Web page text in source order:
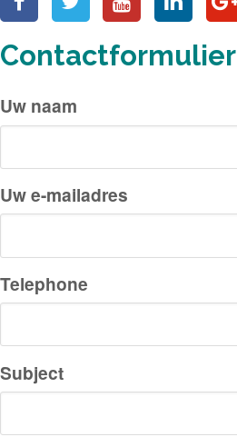
Contactformulier
Uw naam
Uw e-mailadres
Telephone
Subject